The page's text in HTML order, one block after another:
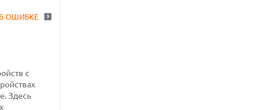
ОШИБКЕ
с
Здесь